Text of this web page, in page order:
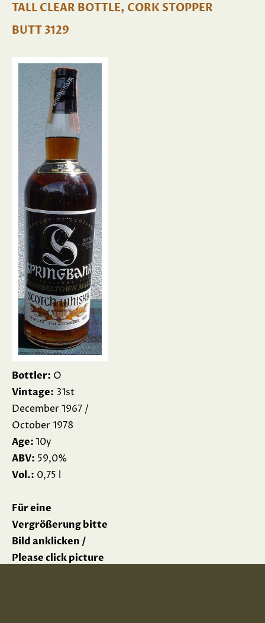
TALL CLEAR BOTTLE, CORK STOPPER
BUTT 3129
Bottler: O
Vintage: 31st
December 1967 /
October 1978
Age:10y
ABV: 59,0%
Vol.: 0,75 l
Für eine
Vergrößerung bitte
Bild anklicken /
Please click picture